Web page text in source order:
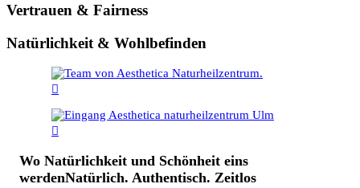
Vertrauen & Fairness
Natürlichkeit & Wohlbefinden


Wo Natürlichkeit und Schönheit eins
werdenNatürlich. Authentisch. Zeitlos